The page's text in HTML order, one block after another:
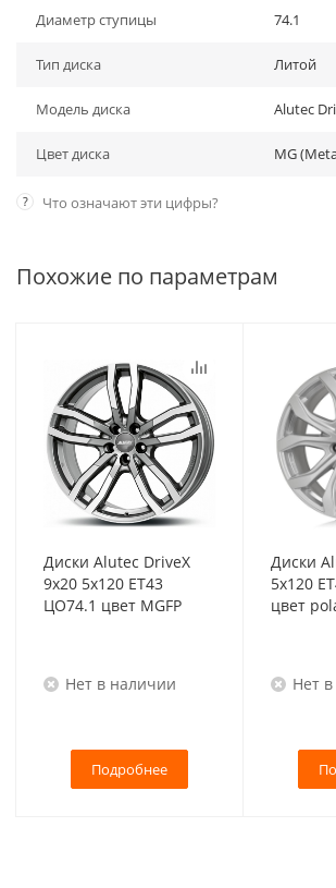
Диаметр ступицы 74.1
Тип диска Литой
Модель диска Alutec
Цвет диска MG
? Что означают эти цифры?
Похожие по параметрам
Диски Alutec DriveX
9x20 5x120 ET43
ЦО74.1 цвет MGFP
Нет в наличии
Подробнее
Диски
5x120
цвет
Нет